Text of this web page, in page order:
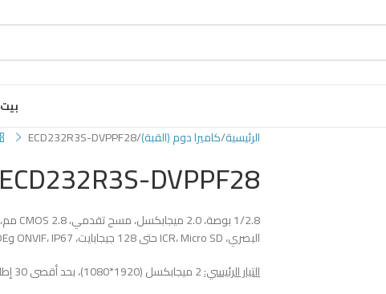
بيت
الرئيسية كاميرا دوم (القبة) ECD232R3S-DVPPF28
ECD232R3S-DVPPF28
البصري، ICR، Micro SD حتى 128 جيجابايت، ONVIF، IP67 وIK10، POE
التيار الرئيسي:2 ميجابكسل (1920*1080)، بحد أقصى 30 إطارًا في الثانية؛